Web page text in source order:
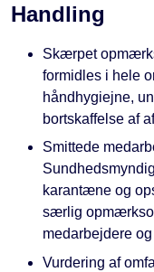
Handling
Skærpet
formidles i hele
håndhygiejne,
bortskaffelse af
Smittede
karantæne og
særlig
medarbejdere
Vurdering af